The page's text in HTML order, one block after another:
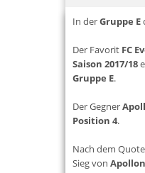
In derGruppe E
Der Favorit FC
Saison 2017/18
Gruppe E.
Der Gegner
Position 4.
Nach dem
Sieg von